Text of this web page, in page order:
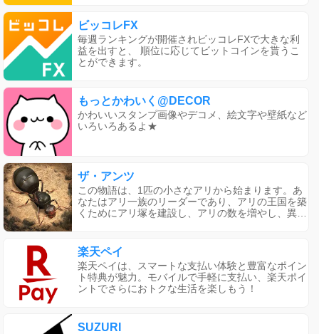
きます。
ビッコレFX
毎週ランキングが開催されビッコレFXで大きな利
益を出すと、 順位に応じてビットコインを貰うこ
とができます。
もっとかわいく@DECOR
かわいいスタンプ画像やデコメ、絵文字や壁紙など
いろいろあるよ★
ザ・アンツ
この物語は、1匹の小さなアリから始まります。あ
なたはアリ一族のリーダーであり、アリの王国を築
くためにアリ塚を建設し、アリの数を増やし、異変
イテムがあります。年齢制限とネットワークデバイ
スのアクセスが必要です。
楽天ペイ
楽天ペイは、スマートな支払い体験と豊富なポイン
ト特典が魅力。モバイルで手軽に支払い、楽天ポイ
ントでさらにおトクな生活を楽しもう！
SUZURI